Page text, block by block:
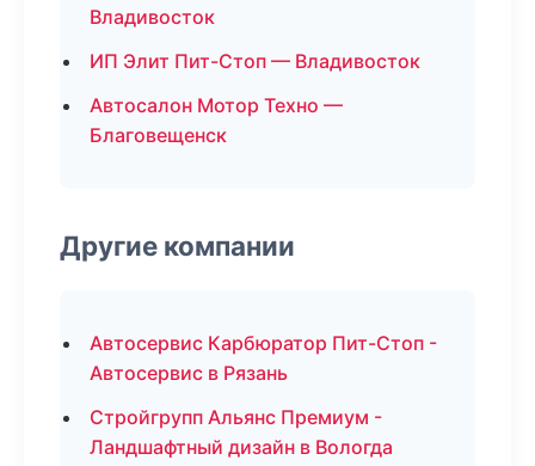
Владивосток
ИП Элит Пит-Стоп — Владивосток
Автосалон Мотор Техно —
Благовещенск
Другие компании
Автосервис Карбюратор Пит-Стоп -
Автосервис в Рязань
Стройгрупп Альянс Премиум -
Ландшафтный дизайн в Вологда